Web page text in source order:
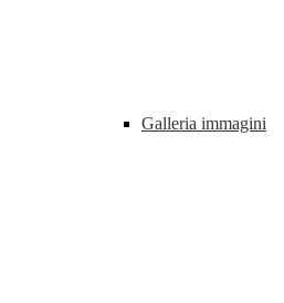
Galleria immagini